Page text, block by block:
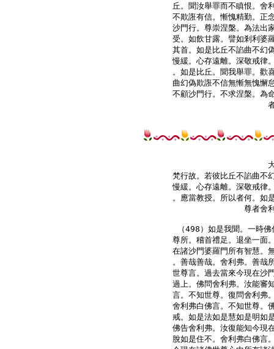
丘。聞汝舉罪而不瞋恨。舍
不欺誑有信。慚愧精勤。正
沙門行。尊崇涅槃。為法出
受。如飲甘露。譬如剎利婆
其首。如是比丘不諂曲不幻
慢緩。心存遠離。深敬戒律
。如是比丘。聞我舉罪。歡
曲幻偽欺誑不信無慚無愧懈
不顧沙門行。不求涅槃。為
梵行故。若彼比丘不諂曲不
慢緩。心存遠離。深敬戒律
。應當教授。所以者何。如
尊者舍
（498）如是我聞。一時
尊所。稽首禮足。退坐一面
在諸沙門婆羅門所有智慧。
。善哉善哉。舍利弗。善哉
世尊言。過去當來今現在沙
過上。佛問舍利弗。汝能審
言。不知世尊。復問舍利弗
舍利弗白佛言。不知世尊。
戒。如是法如是慧如是明如
佛告舍利弗。汝復能知今現
脫如是住不。舍利弗白佛言